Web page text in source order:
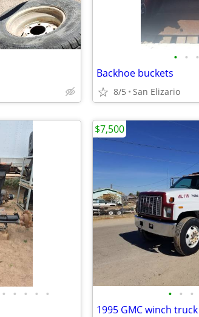
• • •
Backhoe buckets
8/5 San Elizario
• • • • • • • •
1995 GMC winch truck
$7,500